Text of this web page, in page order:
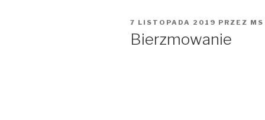
OPUBLIKOWANE
W
7 LISTOPADA 2019 PRZEZ MS
Bierzmowanie